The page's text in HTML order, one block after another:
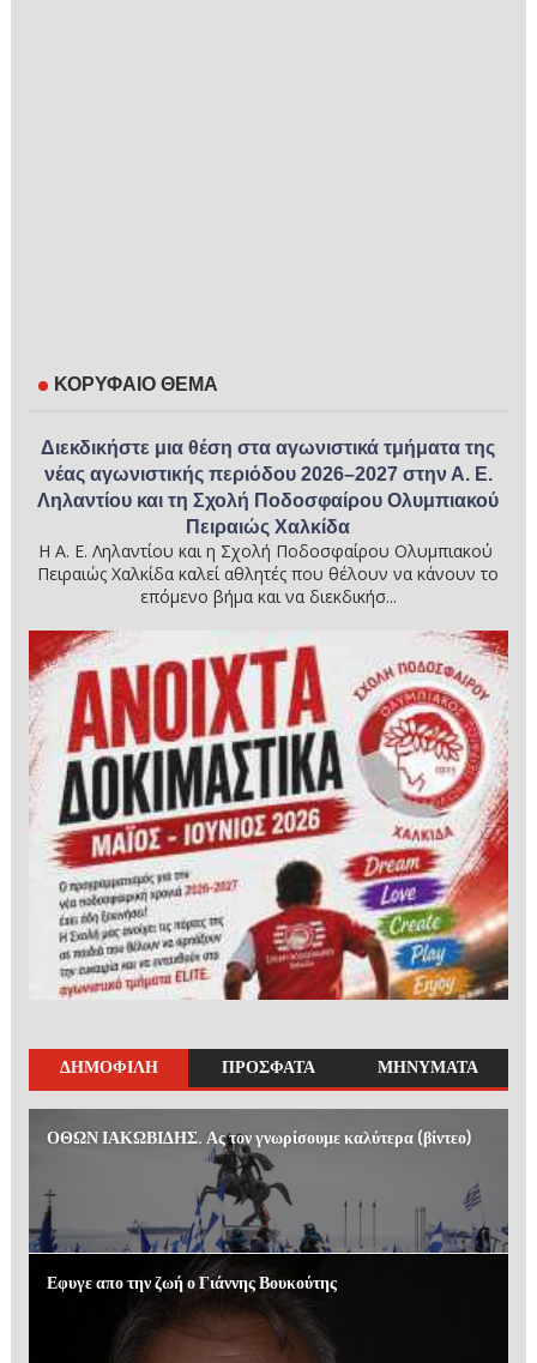
ΚΟΡΥΦΑΙΟ ΘΕΜΑ
Διεκδικήστε μια θέση στα αγωνιστικά τμήματα της
νέας αγωνιστικής περιόδου 2026–2027 στην Α. Ε.
Ληλαντίου και τη Σχολή Ποδοσφαίρου Ολυμπιακού
Πειραιώς Χαλκίδα
Η Α. Ε. Ληλαντίου και η Σχολή Ποδοσφαίρου Ολυμπιακού
Πειραιώς Χαλκίδα καλεί αθλητές που θέλουν να κάνουν το
επόμενο βήμα και να διεκδικήσ...
ΔΗΜΟΦΙΛΗ ΠΡΟΣΦΑΤΑ ΜΗΝΥΜΑΤΑ
ΟΘΩΝ ΙΑΚΩΒΙΔΗΣ. Ας τον γνωρίσουμε καλύτερα (βίντεο)
Εφυγε απο την ζωή ο Γιάννης Βουκούτης